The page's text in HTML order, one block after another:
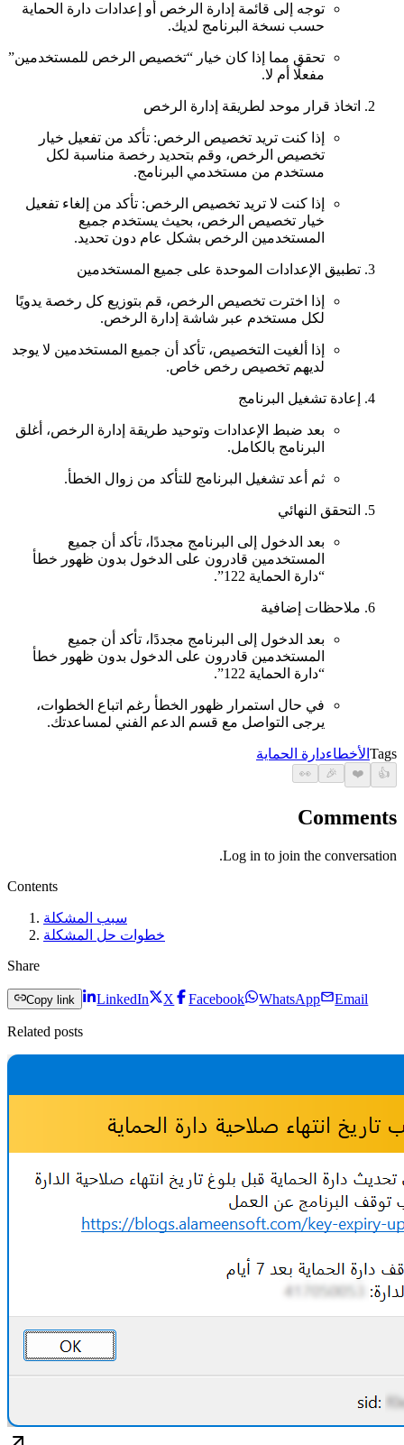
توجه إلى قائمة إدارة الرخص أو إعدادات دارة الحماية
حسب نسخة البرنامج لديك.
تحقق مما إذا كان خيار “تخصيص الرخص للمستخدمين”
مفعلًا أم لا.
اتخاذ قرار موحد لطريقة إدارة الرخص
إذا كنت تريد تخصيص الرخص: تأكد من تفعيل خيار
تخصيص الرخص، وقم بتحديد رخصة مناسبة لكل
مستخدم من مستخدمي البرنامج.
إذا كنت لا تريد تخصيص الرخص: تأكد من إلغاء تفعيل
خيار تخصيص الرخص، بحيث يستخدم جميع
المستخدمين الرخص بشكل عام دون تحديد.
تطبيق الإعدادات الموحدة على جميع المستخدمين
إذا اخترت تخصيص الرخص، قم بتوزيع كل رخصة يدويًا
لكل مستخدم عبر شاشة إدارة الرخص.
إذا ألغيت التخصيص، تأكد أن جميع المستخدمين لا يوجد
لديهم تخصيص رخص خاص.
إعادة تشغيل البرنامج
بعد ضبط الإعدادات وتوحيد طريقة إدارة الرخص، أغلق
البرنامج بالكامل.
ثم أعد تشغيل البرنامج للتأكد من زوال الخطأ.
التحقق النهائي
بعد الدخول إلى البرنامج مجددًا، تأكد أن جميع
المستخدمين قادرون على الدخول بدون ظهور خطأ
“دارة الحماية 122”.
ملاحظات إضافية
بعد الدخول إلى البرنامج مجددًا، تأكد أن جميع
المستخدمين قادرون على الدخول بدون ظهور خطأ
“دارة الحماية 122”.
في حال استمرار ظهور الخطأ رغم اتباع الخطوات،
يرجى التواصل مع قسم الدعم الفني لمساعدتك.
Tags الأخطاءدارة الحماية
👍
❤️
🎉
👀
Comments
Log in to join the conversation.
Contents
سبب المشكلة
خطوات حل المشكلة
Share
Copy link LinkedIn X Facebook WhatsApp Email
Related posts